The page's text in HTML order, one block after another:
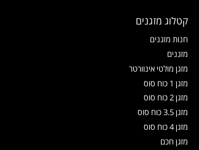
קטלוג מזגנים
חנות מזגנים
מזגנים
מזגן מולטי אינוורטר
מזגן 1 כוח סוס
מזגן 2 כוח סוס
מזגן 3.5 כוח סוס
מזגן 4 כוח סוס
מזגן חכם